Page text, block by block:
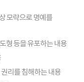
모략으로 명예를
형 등을 유포하는 내용
리를 침해하는 내용